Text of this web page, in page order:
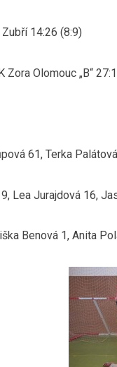
14:26 (8:9)
Zora Olomouc „B“
61, Terka
Lea Jurajdová 16,
Benová 1, Anita